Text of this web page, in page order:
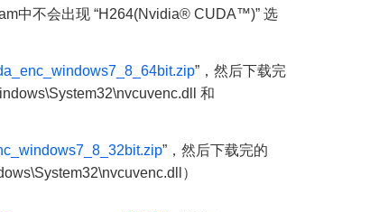
中不会出现 “H264(Nvidia® CUDA™)” 选
”，然后下载完
和
”，然后下载完的
）